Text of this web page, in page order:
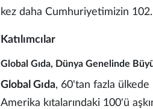
kez daha Cumhuriyetimizin 102.
Katılımcılar
Global Gıda, Dünya Genelinde
Global Gıda, 60'tan fazla
Amerika kıtalarındaki 100'ü